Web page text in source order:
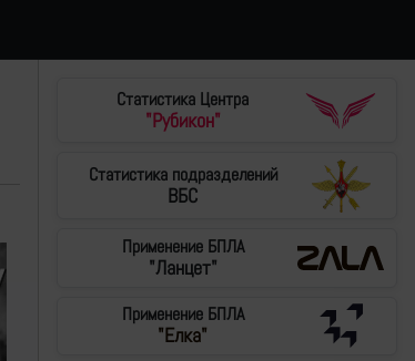
Статистика Центра
"Рубикон"
Статистика подразделений
ВБС
Применение БПЛА
"Ланцет"
Применение БПЛА
"Елка"